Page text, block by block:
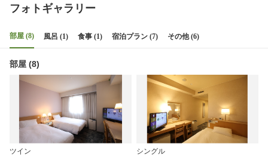
フォトギャラリー
部屋 (8) 風呂 (1) 食事 (1) 宿泊プラン (7) その他 (6)
部屋 (8)
ツイン シングル